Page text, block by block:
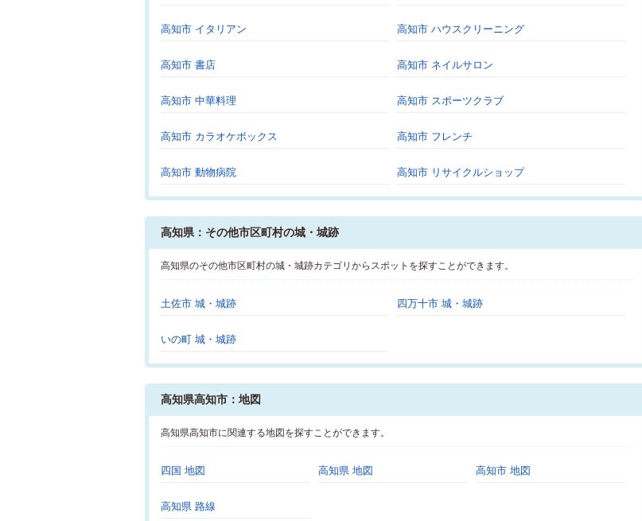
高知市 イタリアン 高知市 ハウスクリーニング
高知市 書店 高知市 ネイルサロン
高知市 中華料理 高知市 スポーツクラブ
高知市 カラオケボックス 高知市 フレンチ
高知市 動物病院 高知市 リサイクルショップ
高知県：その他市区町村の城・城跡
高知県のその他市区町村の城・城跡カテゴリからスポットを探すことができます。
土佐市 城・城跡 四万十市 城・城跡
いの町 城・城跡
高知県高知市：地図
高知県高知市に関連する地図を探すことができます。
四国 地図 高知県 地図 高知市 地図
高知県 路線